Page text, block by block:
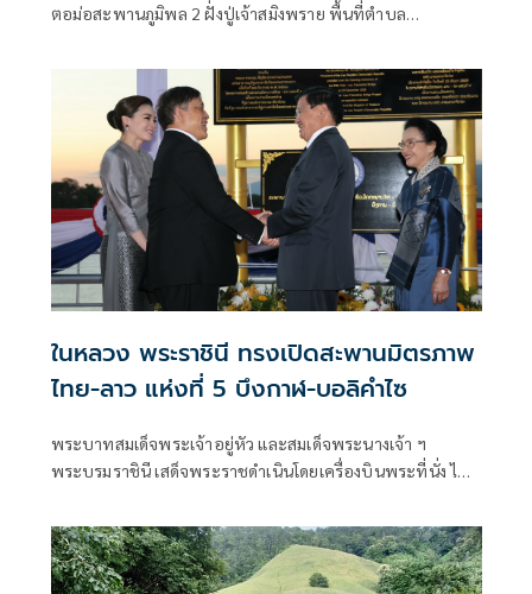
ตอม่อสะพานภูมิพล 2 ฝั่งปู่เจ้าสมิงพราย พื้นที่ตำบล
ในหลวง พระราชินี ทรงเปิดสะพานมิตรภาพ
ไทย-ลาว แห่งที่ 5 บึงกาฬ-บอลิคำไซ
พระบาทสมเด็จพระเจ้าอยู่หัว และสมเด็จพระนางเจ้า ฯ
พระบรมราชินี เสด็จพระราชดำเนินโดยเครื่องบินพระที่นั่ง ไป
พระราชดำเนิน ไปทรงเป็นองค์ประธานร่วมกับ นายทองลุน สีสุ
ลิด